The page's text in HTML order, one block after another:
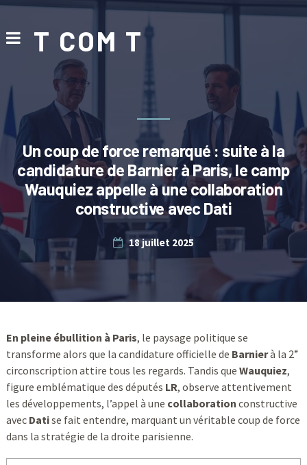
T COM T
Un coup de force remarqué : suite à la
candidature de Barnier à Paris, le camp
Wauquiez appelle à une collaboration
constructive avec Dati
18 juillet 2025
En pleine ébullition à Paris, le paysage politique se
transforme alors que la candidature officielle de Barnierà la 2ᵉ
circonscription attire tous les regards. Tandis que Wauquiez,
figure emblématique des députés LR, observe attentivement
les développements, l’appel à une collaboration constructive
avec Datise fait entendre, marquant un véritable coup de force
dans la stratégie de la droite parisienne.